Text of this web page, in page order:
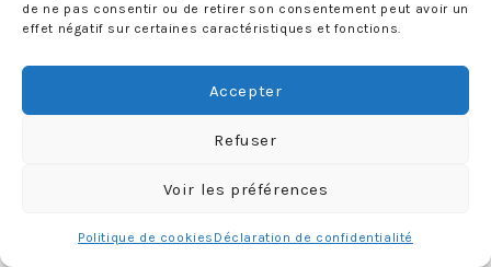
de ne pas consentir ou de retirer son consentement peut avoir un
effet négatif sur certaines caractéristiques et fonctions.
Accepter
Refuser
Voir les préférences
Politique de cookies Déclaration de confidentialité